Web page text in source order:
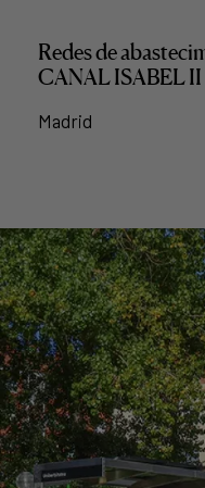
Redes de
CANAL ISABEL II
Madrid